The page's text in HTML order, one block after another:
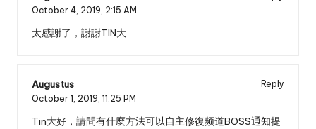
October 4, 2019, 2:15 AM
太感謝了，謝謝TIN大
Augustus
Reply
October 1, 2019, 11:25 PM
Tin大好，請問有什麼方法可以自主修復频道BOSS通知提